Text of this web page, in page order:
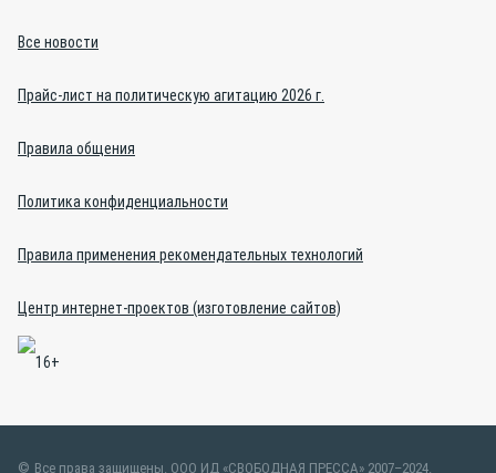
Все новости
Прайс-лист на политическую агитацию 2026 г.
Правила общения
Политика конфиденциальности
Правила применения рекомендательных технологий
Центр интернет-проектов (изготовление сайтов)
Все права защищены. ООО ИД «СВОБОДНАЯ ПРЕССА» 2007–2024.